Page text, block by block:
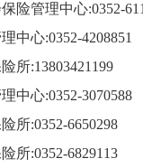
险管理中心:0352-
中心:0352-4208851
所:13803421199
中心:0352-3070588
所:0352-6650298
所:0352-6829113